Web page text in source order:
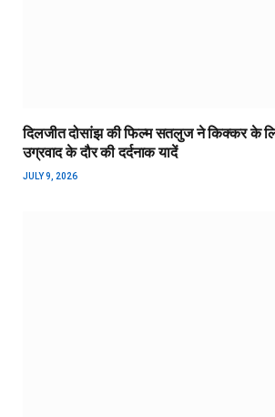
दिलजीत दोसांझ की फिल्म सतलुज ने किक्कर के
उग्रवाद के दौर की दर्दनाक यादें
JULY 9, 2026